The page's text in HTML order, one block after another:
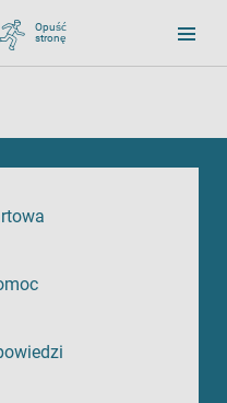
Opuść
stronę